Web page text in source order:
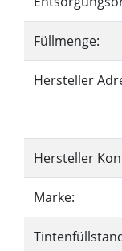
Füllmenge:
Hersteller
Hersteller
Marke: